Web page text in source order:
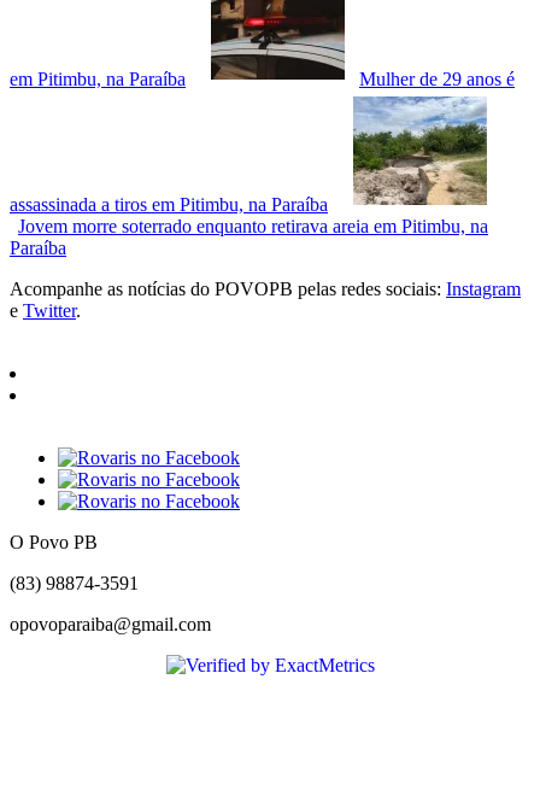
em Pitimbu, na Paraíba Mulher de 29 anos é
assassinada a tiros em Pitimbu, na Paraíba
Jovem morre soterrado enquanto retirava areia em Pitimbu, na
Paraíba
Acompanhe as notícias do POVOPB pelas redes sociais: Instagram
e Twitter.
O Povo PB
(83) 98874-3591
opovoparaiba@gmail.com